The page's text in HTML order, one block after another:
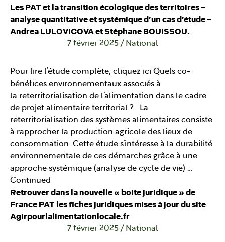
Les PAT et la transition écologique des territoires –
analyse quantitative et systémique d’un cas d’étude –
Andrea LULOVICOVA et Stéphane BOUISSOU.
7 février 2025 / National
Pour lire l’étude complète, cliquez ici Quels co-
bénéfices environnementaux associés à
la reterritorialisation de l’alimentation dans le cadre
de projet alimentaire territorial ? La
reterritorialisation des systèmes alimentaires consiste
à rapprocher la production agricole des lieux de
consommation. Cette étude s’intéresse à la durabilité
environnementale de ces démarches grâce à une
approche systémique (analyse de cycle de vie) …
Continued
Retrouver dans la nouvelle « boite juridique » de
France PAT les fiches juridiques mises à jour du site
Agirpourlalimentationlocale.fr
7 février 2025 / National